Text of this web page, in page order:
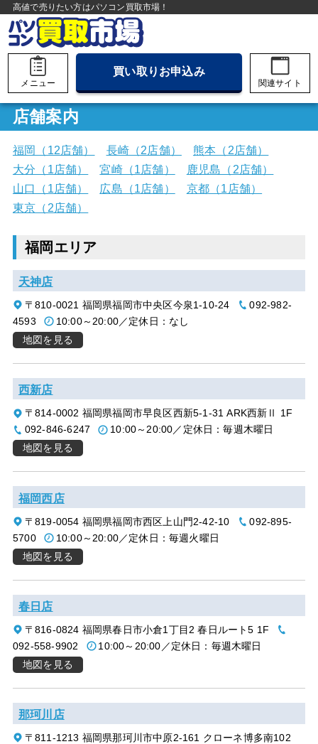
高値で売りたい方はパソコン買取市場！
メニュー
買い取りお申込み
関連サイト
店舗案内
福岡（12店舗） 長崎（2店舗）
熊本（2店舗）
大分（1店舗）
宮崎（1店舗）
鹿児島（2店舗）
山口（1店舗）
広島（1店舗）
京都（1店舗）
東京（2店舗）
福岡エリア
天神店
〒810-0021 福岡県福岡市中央区今泉1-10-24
092-982-
4593
10:00～20:00／定休日：なし
地図を見る
西新店
〒814-0002 福岡県福岡市早良区西新5-1-31 ARK西新Ⅱ 1F
092-846-6247
10:00～20:00／定休日：毎週木曜日
地図を見る
福岡西店
〒819-0054 福岡県福岡市西区上山門2-42-10
092-895-
5700
10:00～20:00／定休日：毎週火曜日
地図を見る
春日店
〒816-0824 福岡県春日市小倉1丁目2 春日ルート5 1F
092-558-9902
10:00～20:00／定休日：毎週木曜日
地図を見る
那珂川店
〒811-1213 福岡県那珂川市中原2-161 クローネ博多南102